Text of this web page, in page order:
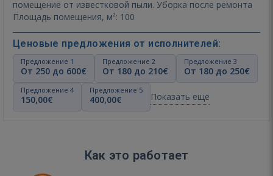
помещение от известковой пыли. Уборка после ремонта
Площадь помещения, м²: 100
Ценовые предложения от исполнителей:
Предложение 1
От 250 до 600€
Предложение 2
От 180 до 210€
Предложение 3
От 180 до 250€
Предложение 4
150,00€
Предложение 5
400,00€ Показать ещё
Как это работает